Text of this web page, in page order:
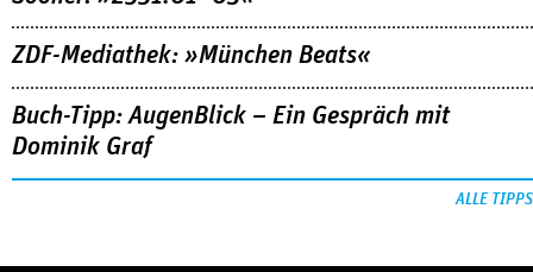
ZDF-Mediathek: »München Beats«
Buch-Tipp: AugenBlick – Ein Gespräch mit
Dominik Graf
ALLE TIPPS